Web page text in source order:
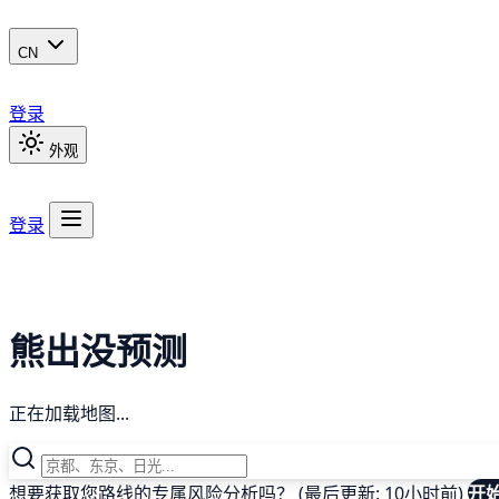
CN
登录
外观
登录
熊出没预测
正在加载地图...
想要获取您路线的专属风险分析吗？ (最后更新: 10小时前)开